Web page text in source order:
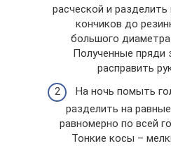
расческой и
кончиков до
большого диаметра
Полученные пряди
расправить
На ночь помыть
разделить на
равномерно по всей
Тонкие косы –